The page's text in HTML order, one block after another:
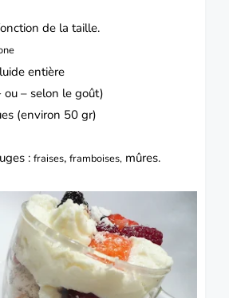
de la taille.
entière
– selon le goût)
(environ 50 gr)
: fraises, framboises, mûres.